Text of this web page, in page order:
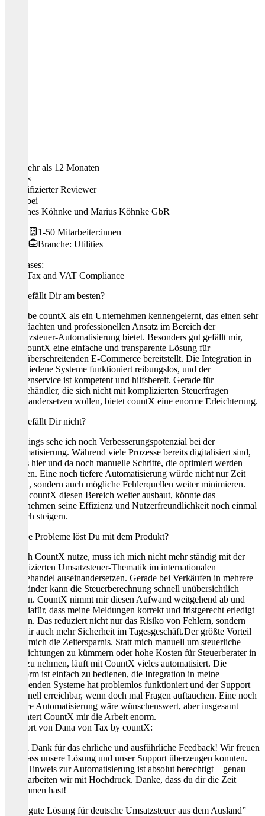
Vor mehr als 12 Monaten
Marius
Verifizierter Reviewer
bei
Johannes Köhnke und Marius Köhnke GbR
1-50 Mitarbeiter:innen
Branche: Utilities
Use cases:
Sales Tax and VAT Compliance
Was gefällt Dir am besten?
Ich habe countX als ein Unternehmen kennengelernt, das einen sehr
durchdachten und professionellen Ansatz im Bereich der
Umsatzsteuer-Automatisierung bietet. Besonders gut gefällt mir,
dass countX eine einfache und transparente Lösung für
grenzüberschreitenden E-Commerce bereitstellt. Die Integration in
verschiedene Systeme funktioniert reibungslos, und der
Kundenservice ist kompetent und hilfsbereit. Gerade für
Onlinehändler, die sich nicht mit komplizierten Steuerfragen
auseinandersetzen wollen, bietet countX eine enorme Erleichterung.
Was gefällt Dir nicht?
Allerdings sehe ich noch Verbesserungspotenzial bei der
Automatisierung. Während viele Prozesse bereits digitalisiert sind,
gibt es hier und da noch manuelle Schritte, die optimiert werden
könnten. Eine noch tiefere Automatisierung würde nicht nur Zeit
sparen, sondern auch mögliche Fehlerquellen weiter minimieren.
Wenn countX diesen Bereich weiter ausbaut, könnte das
Unternehmen seine Effizienz und Nutzerfreundlichkeit noch einmal
deutlich steigern.
Welche Probleme löst Du mit dem Produkt?
Seit ich CountX nutze, muss ich mich nicht mehr ständig mit der
komplizierten Umsatzsteuer-Thematik im internationalen
Onlinehandel auseinandersetzen. Gerade bei Verkäufen in mehrere
EU-Länder kann die Steuerberechnung schnell unübersichtlich
werden. CountX nimmt mir diesen Aufwand weitgehend ab und
sorgt dafür, dass meine Meldungen korrekt und fristgerecht erledigt
werden. Das reduziert nicht nur das Risiko von Fehlern, sondern
gibt mir auch mehr Sicherheit im Tagesgeschäft.Der größte Vorteil
ist für mich die Zeitersparnis. Statt mich manuell um steuerliche
Verpflichtungen zu kümmern oder hohe Kosten für Steuerberater in
Kauf zu nehmen, läuft mit CountX vieles automatisiert. Die
Plattform ist einfach zu bedienen, die Integration in meine
bestehenden Systeme hat problemlos funktioniert und der Support
ist schnell erreichbar, wenn doch mal Fragen auftauchen. Eine noch
stärkere Automatisierung wäre wünschenswert, aber insgesamt
erleichtert CountX mir die Arbeit enorm.
Antwort von Dana von Tax by countX:
Vielen Dank für das ehrliche und ausführliche Feedback! Wir freuen
uns, dass unsere Lösung und unser Support überzeugen konnten.
Dein Hinweis zur Automatisierung ist absolut berechtigt – genau
daran arbeiten wir mit Hochdruck. Danke, dass du dir die Zeit
genommen hast!
“Sehr gute Lösung für deutsche Umsatzsteuer aus dem Ausland”